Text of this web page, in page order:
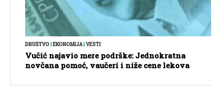
DRUŠTVO EKONOMIJA| VESTI
Vučić najavio mere podrške: Jednokratna
novčana pomoć, vaučeri i niže cene lekova